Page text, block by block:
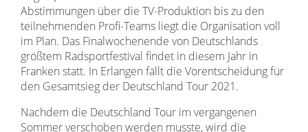
Abstimmungen über die TV-Produktion bis zu den
teilnehmenden Profi-Teams liegt die Organisation voll
im Plan. Das Finalwochenende von Deutschlands
größtem Radsportfestival findet in diesem Jahr in
Franken statt. In Erlangen fällt die Vorentscheidung für
den Gesamtsieg der Deutschland Tour 2021.
Nachdem die Deutschland Tour im vergangenen
Sommer verschoben werden musste, wird die